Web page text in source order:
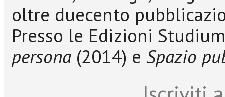
oltre duecento
Presso le Edizioni
persona (2014) e Spazio